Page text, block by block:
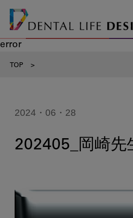
error
TOP >
2024・06・28
202405_岡崎先